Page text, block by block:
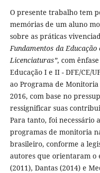
O presente trabalho tem
memórias de um aluno
sobre as práticas
Fundamentos da
Licenciaturas”, com
Educação I e II - DFE/CE/
ao Programa de Monitoria
2016, com base no
ressignificar suas
Para tanto, foi necessário
programas de monitoria
brasileiro, conforme a
autores que orientaram o
(2011), Dantas (2014) e